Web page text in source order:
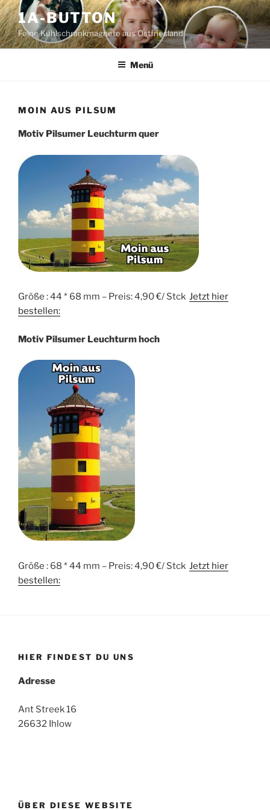
Zum
Inhalt
springen
1A-BUTTON
Feine Kühlschrankmagnete aus Ostfriesland
Menü
MOIN AUS PILSUM
Motiv Pilsumer Leuchturm quer
Größe : 44 * 68 mm – Preis: 4,90 €/ Stck Jetzt hier
bestellen:
Motiv Pilsumer Leuchturm hoch
Größe : 68 * 44 mm – Preis: 4,90 €/ Stck Jetzt hier
bestellen:
HIER FINDEST DU UNS
Adresse
Ant Streek 16
26632 Ihlow
ÜBER DIESE WEBSITE